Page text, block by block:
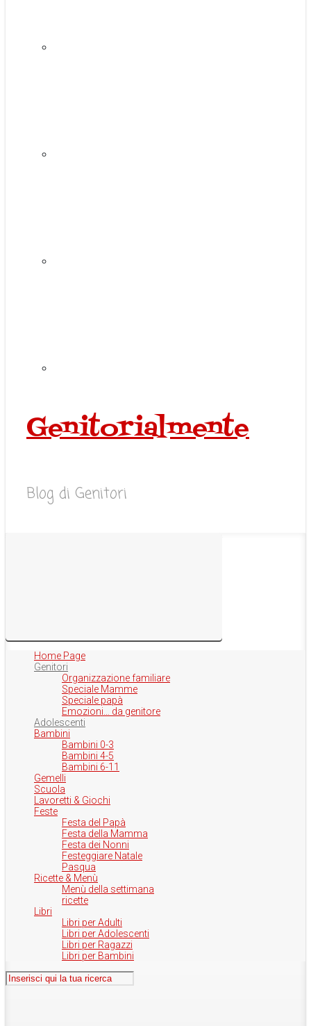
Genitorialmente
Blog di Genitori
Home Page
Genitori
Organizzazione familiare
Speciale Mamme
Speciale papà
Emozioni… da genitore
Adolescenti
Bambini
Bambini 0-3
Bambini 4-5
Bambini 6-11
Gemelli
Scuola
Lavoretti & Giochi
Feste
Festa del Papà
Festa della Mamma
Festa dei Nonni
Festeggiare Natale
Pasqua
Ricette & Menù
Menù della settimana
ricette
Libri
Libri per Adulti
Libri per Adolescenti
Libri per Ragazzi
Libri per Bambini